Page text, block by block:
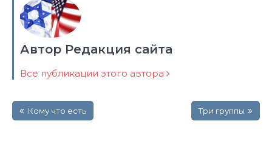
Автор Редакция сайта
Все публикации этого автора
по Кому что есть Три группы